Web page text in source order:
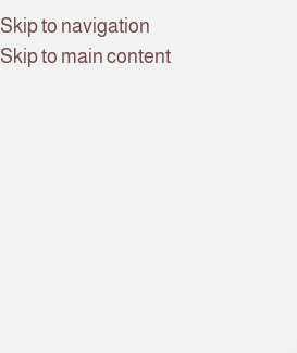
Skip to navigation
Skip to main content